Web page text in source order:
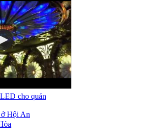
cho quán
ở Hội An